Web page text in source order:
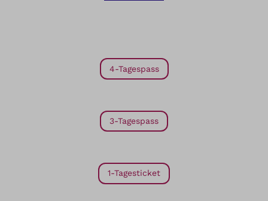
4-Tagespass
3-Tagespass
1-Tagesticket